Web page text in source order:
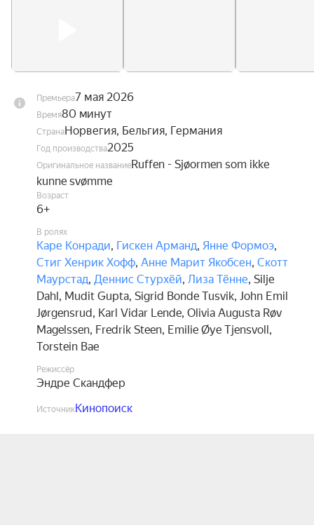
Премьера7 мая 2026
Время80 минут
СтранаНорвегия, Бельгия, Германия
Год производства2025
Оригинальное названиеRuffen - Sjøormen som ikke
kunne svømme
Возраст
6+
В ролях
Каре Конради, Гискен Арманд, Янне Формоэ,
Стиг Хенрик Хофф, Анне Марит Якобсен, Скотт
Маурстад, Деннис Стурхёй, Лиза Тённе, Silje
Dahl, Mudit Gupta, Sigrid Bonde Tusvik, John Emil
Jørgensrud, Karl Vidar Lende, Olivia Augusta Røv
Magelssen, Fredrik Steen, Emilie Øye Tjensvoll,
Torstein Bae
Режиссёр
Эндре Скандфер
ИсточникКинопоиск